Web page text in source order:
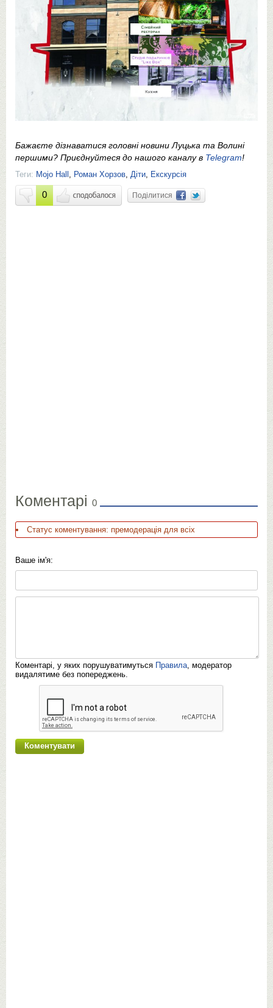
Бажаєте дізнаватися головні новини Луцька та Волині
першими? Приєднуйтеся до нашого каналу в Telegram!
Теги: Mojo Hall , Роман Хорзов, Діти, Екскурсія
0 Поділитися
Коментарі 0
Статус коментування: премодерація для всіх
Ваше ім'я:
Коментарі, у яких порушуватимуться Правила, модератор
видалятиме без попереджень.